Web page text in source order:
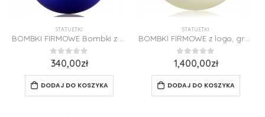
STATUETKI
0z 5
340,00zł
DODAJ DO KOSZYKA
STATUETKI
BOMBKI FIRMOWE z logo, grafiką 100 sztuk 8 cm Podziękowanie dla Klientów
0 z 5
1,400,00zł
DODAJ DO KOSZYKA